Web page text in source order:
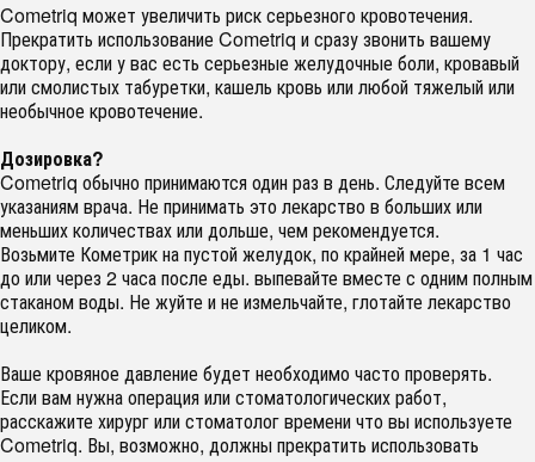
Cometriq может увеличить риск серьезного кровотечения.
Прекратить использование Cometriq и сразу звонить вашему
доктору, если у вас есть серьезные желудочные боли, кровавый
или смолистых табуретки, кашель кровь или любой тяжелый или
необычное кровотечение.
Дозировка?
Cometriq обычно принимаются один раз в день. Следуйте всем
указаниям врача. Не принимать это лекарство в больших или
меньших количествах или дольше, чем рекомендуется.
Возьмите Кометрик на пустой желудок, по крайней мере, за 1 час
до или через 2 часа после еды. выпевайте вместе с одним полным
стаканом воды. Не жуйте и не измельчайте, глотайте лекарство
целиком.
Ваше кровяное давление будет необходимо часто проверять.
Если вам нужна операция или стоматологических работ,
расскажите хирург или стоматолог времени что вы используете
Cometriq. Вы, возможно, должны прекратить использовать